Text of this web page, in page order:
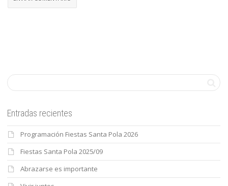
Entradas recientes
Programación Fiestas Santa Pola 2026
Fiestas Santa Pola 2025/09
Abrazarse es importante